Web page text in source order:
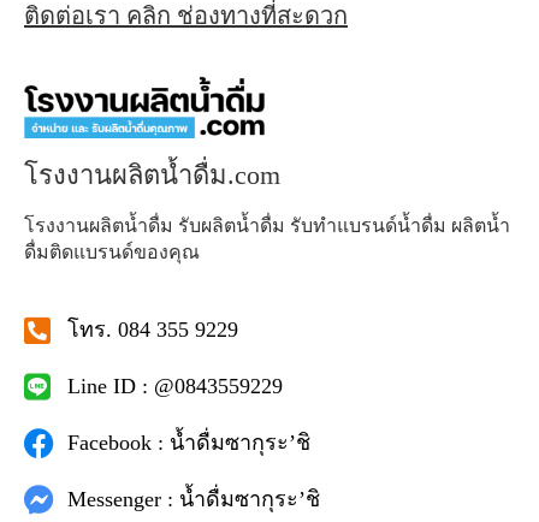
ติดต่อเรา คลิก ช่องทางที่สะดวก
โรงงานผลิตน้ำดื่ม.com
โรงงานผลิตน้ำดื่ม รับผลิตน้ำดื่ม รับทำแบรนด์น้ำดื่ม ผลิตน้ำ
ดื่มติดแบรนด์ของคุณ
โทร. 084 355 9229
Line ID : @0843559229
Facebook : น้ำดื่มซากุระ’ชิ
Messenger : น้ำดื่มซากุระ’ชิ